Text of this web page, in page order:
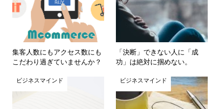
集客人数にもアクセス数にも
こだわり過ぎていませんか？
「決断」できない人に「成
功」は絶対に掴めない。
ビジネスマインド ビジネスマインド